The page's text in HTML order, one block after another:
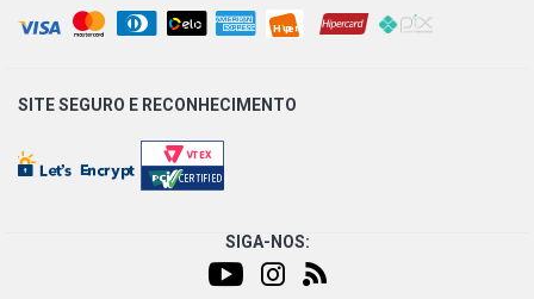
SITE SEGURO E RECONHECIMENTO
SIGA-NOS: